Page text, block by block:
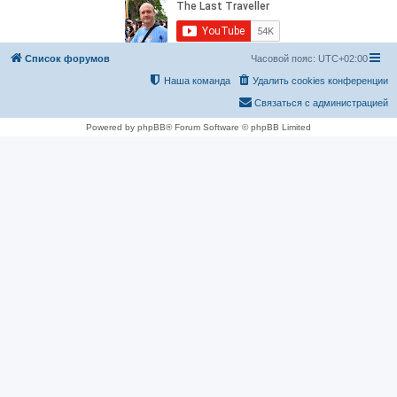
Список форумов Часовой пояс: UTC+02:00
Удалить cookies конференции
Наша команда
Связаться с администрацией
Powered by phpBB® Forum Software © phpBB Limited